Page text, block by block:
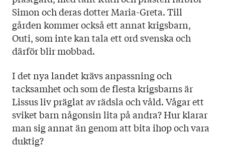
Simon och deras dotter Maria-Greta. Till
gården kommer också ett annat krigsbarn,
Outi, som inte kan tala ett ord svenska och
därför blir mobbad.
I det nya landet krävs anpassning och
tacksamhet och som de flesta krigsbarns är
Lissus liv präglat av rädsla och våld. Vågar ett
sviket barn någonsin lita på andra? Hur klarar
man sig annat än genom att bita ihop och vara
duktig?